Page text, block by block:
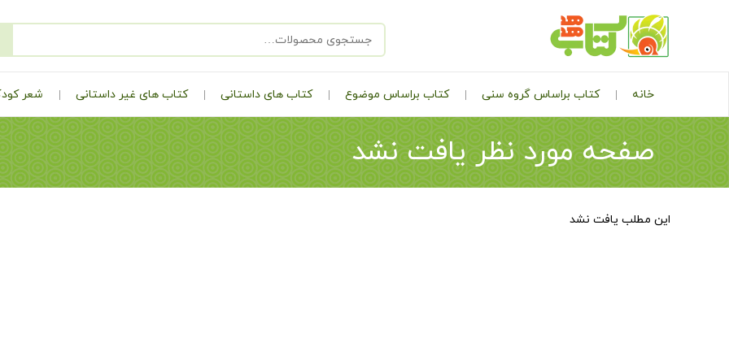
خانه کتاب براساس گروه سنی کتاب براساس موضوع کتاب های داستانی کتاب های غیر داستانی شعر
صفحه مورد نظر یافت نشد
این مطلب یافت نشد